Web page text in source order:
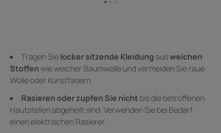
ZumZumZum
Tragen Sielocker sitzende Kleidungausweichen
Stoffenwie weicher Baumwolle und vermeiden Sie raue
Wolle oder Kunstfasern. ​
Rasieren oder zupfen Sie nicht bis die betroffenen
Hautstellen abgeheilt sind. Verwenden Sie bei Bedarf
einen elektrischen Rasierer